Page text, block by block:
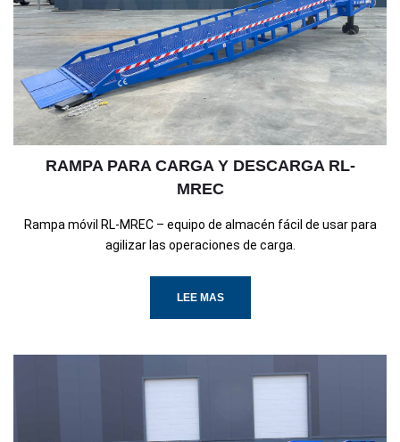
RAMPA PARA CARGA Y DESCARGA RL-
MREC
Rampa móvil RL-MREC – equipo de almacén fácil de usar para
agilizar las operaciones de carga.
LEE MAS